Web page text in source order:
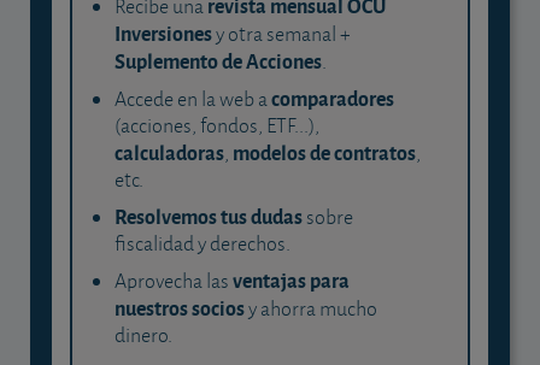
Recibe una
Inversionesy otra semanal +
Suplemento de Acciones.
Accede en la web acomparadores
(acciones, fondos, ETF...),
calculadoras, modelos de contratos,
etc.
Resolvemos tus dudassobre
fiscalidad y derechos.
Aprovecha lasventajas para
nuestros sociosy ahorra mucho
dinero.